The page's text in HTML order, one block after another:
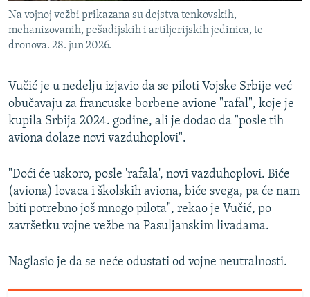
Na vojnoj vežbi prikazana su dejstva tenkovskih,
mehanizovanih, pešadijskih i artiljerijskih jedinica, te
dronova. 28. jun 2026.
Vučić je u nedelju izjavio da se piloti Vojske Srbije već
obučavaju za francuske borbene avione "rafal", koje je
kupila Srbija 2024. godine, ali je dodao da "posle tih
aviona dolaze novi vazduhoplovi".
"Doći će uskoro, posle 'rafala', novi vazduhoplovi. Biće
(aviona) lovaca i školskih aviona, biće svega, pa će nam
biti potrebno još mnogo pilota", rekao je Vučić, po
završetku vojne vežbe na Pasuljanskim livadama.
Naglasio je da se neće odustati od vojne neutralnosti.